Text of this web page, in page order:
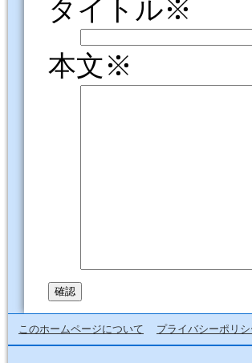
タイトル※
本文※
このホームページについて プライバシーポリシ